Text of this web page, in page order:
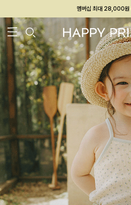
회원전용 아울렛, 가입하면
멤버십 최대 28,000원
26SS 신상 BEST BABY[6~12M]